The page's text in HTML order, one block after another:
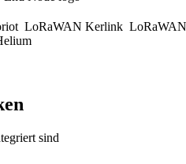
LoRaWAN Kerlink
sind